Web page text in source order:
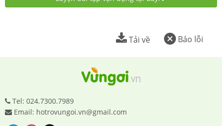
Báo lỗi
Tải về
Tel: 024.7300.7989
Email: hotrovungoi.vn@gmail.com